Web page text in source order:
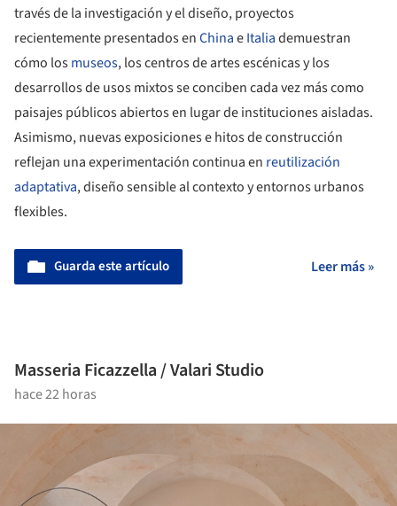
través de la investigación y el diseño, proyectos
recientemente presentados enChinaeItaliademuestran
cómo losmuseos, los centros de artes escénicas y los
desarrollos de usos mixtos se conciben cada vez más como
paisajes públicos abiertos en lugar de instituciones aisladas.
Asimismo, nuevas exposiciones e hitos de construcción
reflejan una experimentación continua en reutilización
adaptativa, diseño sensible al contexto y entornos urbanos
flexibles.
Guarda este artículo Leer más »
Masseria Ficazzella / Valari Studio
hace 22 horas